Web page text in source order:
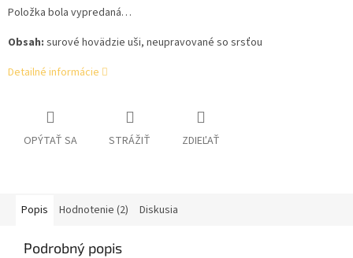
Položka bola vypredaná…
Obsah: surové hovädzie uši, neupravované so srsťou
Detailné informácie
OPÝTAŤ SA STRÁŽIŤ ZDIEĽAŤ
Popis Hodnotenie (2) Diskusia
Podrobný popis